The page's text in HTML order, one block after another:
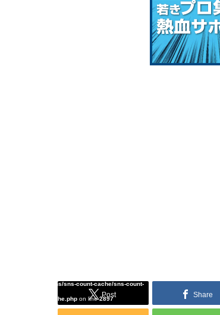
Post
content/plugins/sns-count-cache/sns-count-
cache.php on line2897 Share